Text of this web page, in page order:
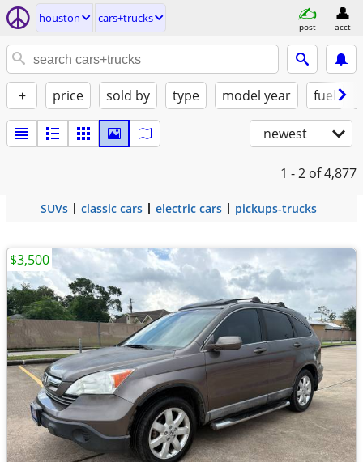
houston cars+trucks
post acct
+ price sold by type model year fuel
newest
1 - 2 of 4,877
SUVs classic cars electric cars pickups-trucks
$3,500